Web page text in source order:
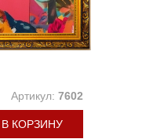
Артикул: 7602
В КОРЗИНУ